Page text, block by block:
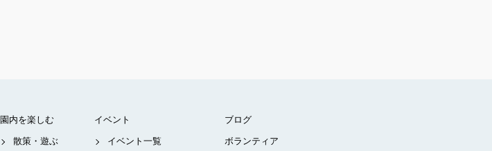
園内を楽しむ
散策・遊ぶ
イベント
イベント一覧
ブログ
ボランティア